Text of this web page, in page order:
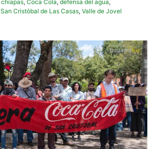
chiapas, Coca Cola, defensa del agua,
San Cristóbal de Las Casas, Valle de Jovel